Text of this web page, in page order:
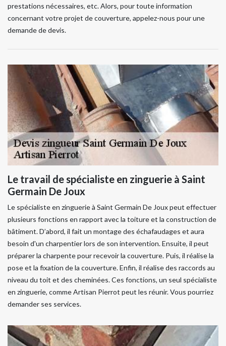
prestations nécessaires, etc. Alors, pour toute information
concernant votre projet de couverture, appelez-nous pour une
demande de devis.
Le travail de spécialiste en zinguerie à Saint
Germain De Joux
Le spécialiste en zinguerie à Saint Germain De Joux peut effectuer
plusieurs fonctions en rapport avec la toiture et la construction de
bâtiment. D’abord, il fait un montage des échafaudages et aura
besoin d'un charpentier lors de son intervention. Ensuite, il peut
préparer la charpente pour recevoir la couverture. Puis, il réalise la
pose et la fixation de la couverture. Enfin, il réalise des raccords au
niveau du toit et des cheminées. Ces fonctions, un seul spécialiste
en zinguerie, comme Artisan Pierrot peut les réunir. Vous pourriez
demander ses services.